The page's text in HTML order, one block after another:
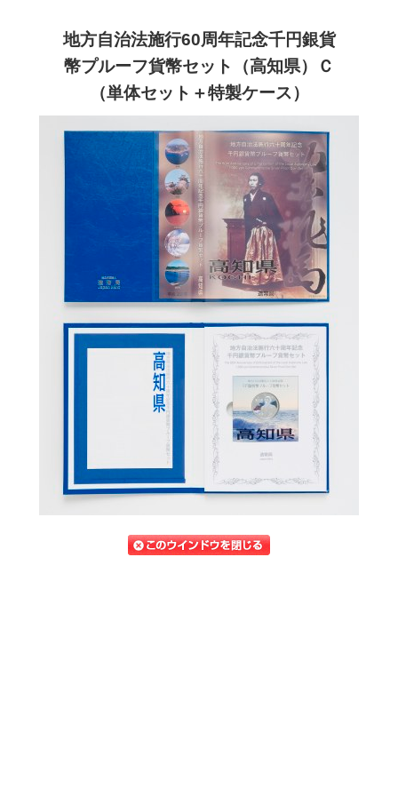
地方自治法施行60周年記念千円銀貨
幣プルーフ貨幣セット（高知県）Ｃ
（単体セット＋特製ケース）